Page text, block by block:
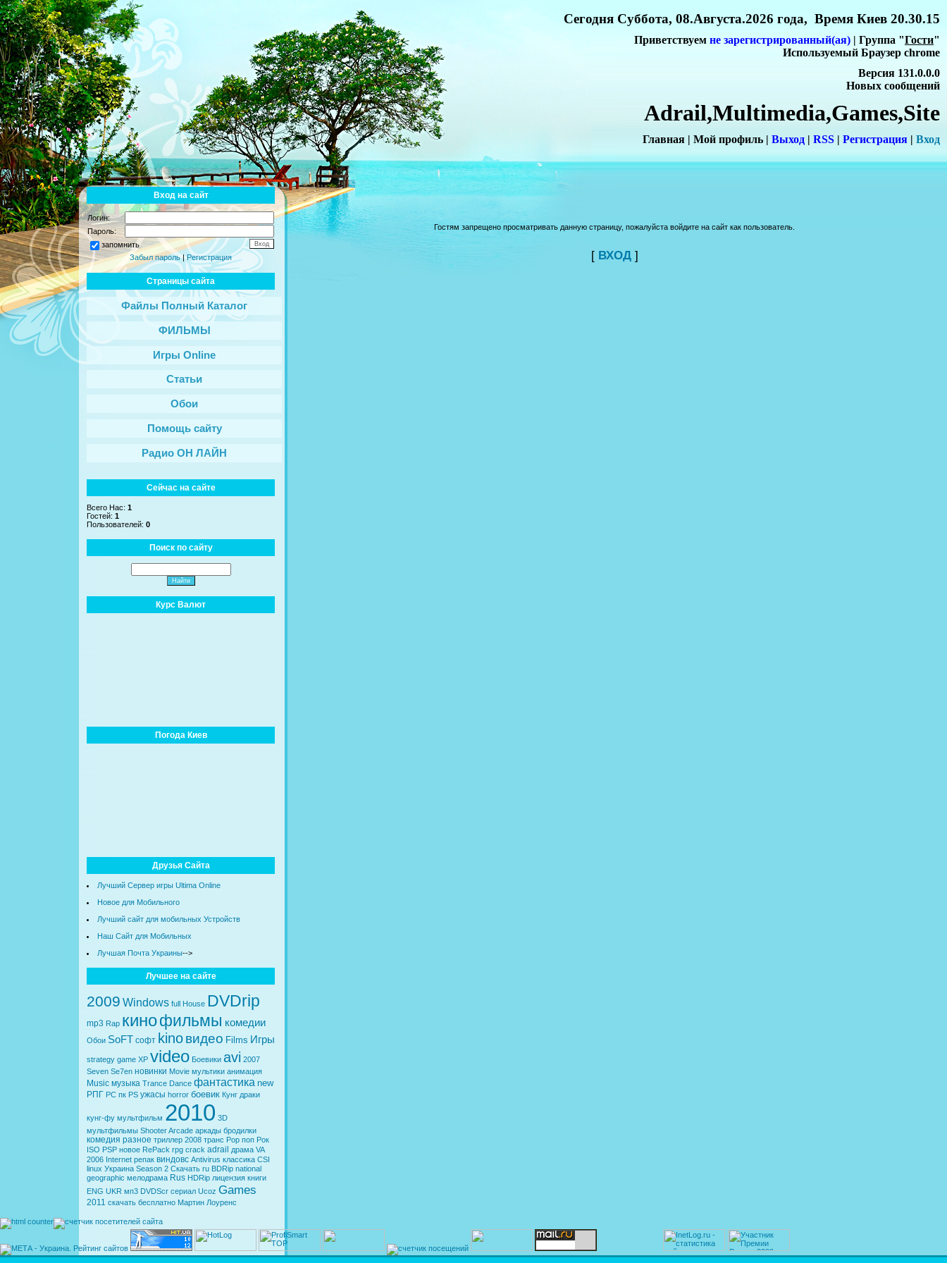
Сегодня Суббота, 08.Августа.2026 года, Время Киев 20.30.15
Приветствуем не зарегистрированный(ая) | Группа "Гости"
Используемый Браузер chrome
Версия 131.0.0.0
Новых сообщений
Adrail,Multimedia,Games,Site
Главная | Мой профиль | Выход | RSS | Регистрация | Вход
Вход на сайт
Логин:
Пароль:
запомнить
Забыл пароль|Регистрация
Страницы сайта
Файлы Полный Каталог
ФИЛЬМЫ
Игры Online
Статьи
Обои
Помощь сайту
Радио ОН ЛАЙН
Сейчас на сайте
Всего Нас: 1
Гостей: 1
Пользователей: 0
Поиск по сайту
Курс Валют
Погода Киев
Друзья Сайта
Лучший Сервер игры Ultima Online
Новое для Мобильного
Лучший сайт для мобильных Устройств
Наш Сайт для Мобильных
Лучшая Почта Украины-->
Лучшее на сайте
2009 Windows full House DVDrip
mp3 Rap кинофильмы комедии
Обои SoFT софт kinoвидео Films Игры
strategy game XP video Боевики avi 2007
Seven Se7en новинки Movie мультики анимация
Music музыка Trance Dance фантастика new
РПГ PC пк PS ужасы horror боевик Кунг драки
кунг-фу мультфильм 2010 3D
мультфильмы ShooterArcade аркады бродилки
комедия разное триллер 2008 транс Pop поп Рок
ISO PSP новое RePack rpg crack adrail драма VA
2006 Internet репак виндовс Antivirus классика CSI
linux Украина Season 2 Скачать ru BDRip national
geographic мелодрама Rus HDRip лицензия книги
ENG UKR мп3 DVDScr сериал Ucoz Games
2011 скачать бесплатно Мартин Лоуренс
Гостям запрещено просматривать данную страницу, пожалуйста войдите на сайт как пользователь.
[ ВХОД]